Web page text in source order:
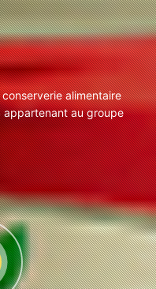
alimentaire
appartenant au groupe